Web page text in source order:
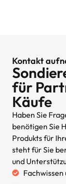
Kontakt
für
Käufe
Haben Sie
benötigen Sie
Produkts für
steht für Sie
und
Fachwissen